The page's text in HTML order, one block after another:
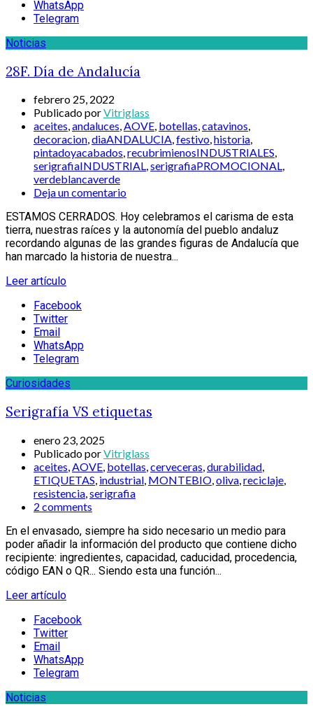
WhatsApp
Telegram
Noticias
28F. Día de Andalucía
febrero 25, 2022
Publicado porVitriglass
aceites,andaluces,AOVE, botellas,catavinos,
decoracion,diaANDALUCIA,festivo,historia,
pintadoyacabados,recubrimienosINDUSTRIALES,
serigrafiaINDUSTRIAL,serigrafiaPROMOCIONAL,
verdeblancaverde
Deja un comentario
ESTAMOS CERRADOS. Hoy celebramos el carisma de esta
tierra, nuestras raíces y la autonomía del pueblo andaluz
recordando algunas de las grandes figuras de Andalucía que
han marcado la historia de nuestra...
Leer artículo
Facebook
Twitter
Email
WhatsApp
Telegram
Curiosidades
Serigrafía VS etiquetas
enero 23, 2025
Publicado porVitriglass
aceites AOVE botellas cerveceras durabilidad
ETIQUETAS industrial MONTEBIO oliva reciclaje
resistencia serigrafia
2 comments
En el envasado, siempre ha sido necesario un medio para
poder añadir la información del producto que contiene dicho
recipiente: ingredientes, capacidad, caducidad, procedencia,
código EAN o QR... Siendo esta una función...
Leer artículo
Facebook
Twitter
Email
WhatsApp
Telegram
Noticias